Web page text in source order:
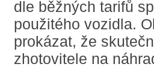
dle běžných tarifů
použitého vozidla.
prokázat, že
zhotovitele na